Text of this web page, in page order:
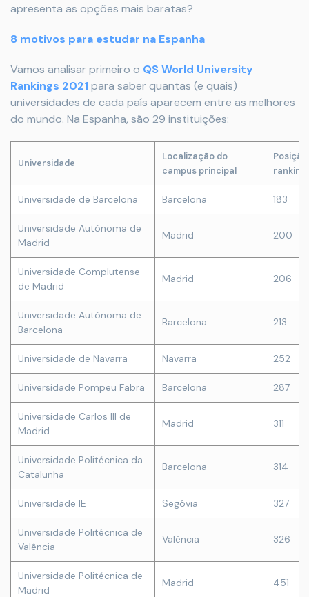
apresenta as opções mais baratas?
8 motivos para estudar na Espanha
Vamos analisar primeiro o QS World University
Rankings 2021para saber quantas (e quais)
universidades de cada país aparecem entre as melhores
do mundo. Na Espanha, são 29 instituições:
Universidade
Localização do
campus principal
ranking
Universidade de Barcelona Barcelona 183
Universidade Autónoma de
Madrid
Madrid 200
Universidade Complutense
de Madrid
Madrid 206
Universidade Autónoma de
Barcelona
Barcelona 213
Universidade de Navarra Navarra 252
Universidade Pompeu Fabra Barcelona 287
Universidade Carlos III de
Madrid
Madrid 311
Universidade Politécnica da
Catalunha
Barcelona 314
Universidade IE Segóvia 327
Universidade Politécnica de
Valência
Valência 326
Universidade Politécnica de
Madrid
Madrid 451